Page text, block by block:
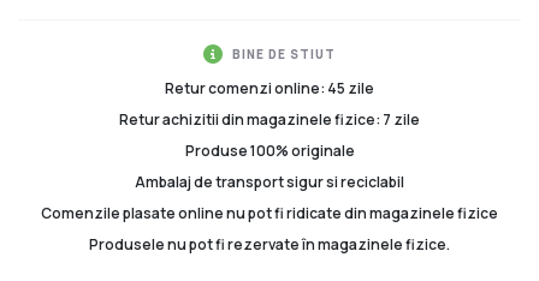
BINE DE STIUT
Retur comenzi online: 45 zile
Retur achizitii din magazinele fizice: 7 zile
Produse 100% originale
Ambalaj de transport sigur si reciclabil
Comenzile plasate online nu pot fi ridicate din magazinele fizice
Produsele nu pot fi rezervate în magazinele fizice.